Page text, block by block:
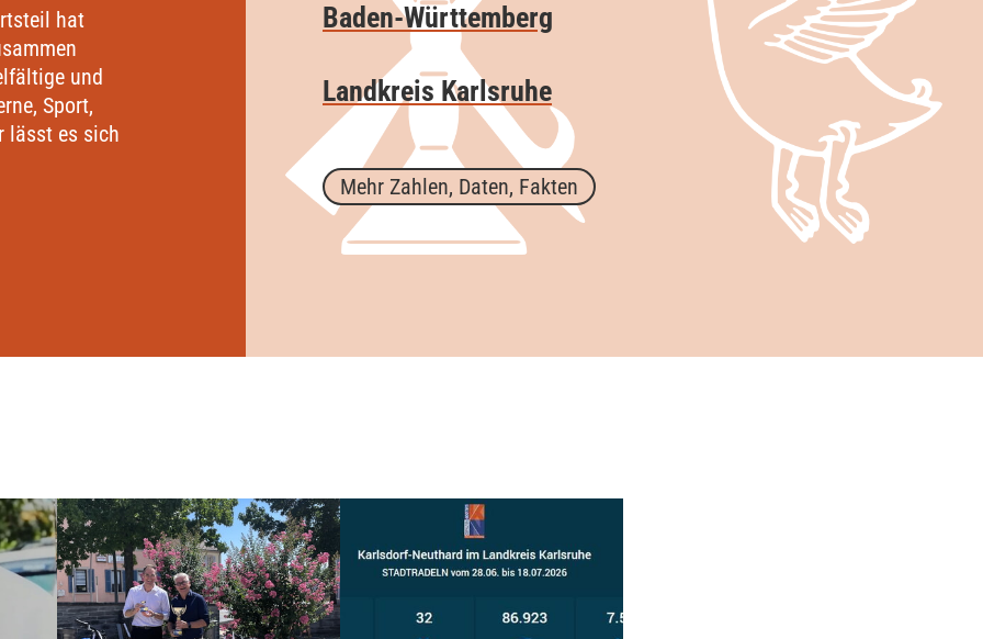
hat
und
Sport,
lässt es sich
Baden-Württemberg
Landkreis Karlsruhe
Mehr Zahlen, Daten, Fakten